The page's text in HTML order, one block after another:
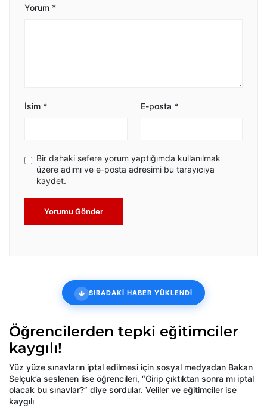
Yorum *
İsim * E-posta *
Bir dahaki sefere yorum yaptığımda kullanılmak
üzere adımı ve e-posta adresimi bu tarayıcıya
kaydet.
Yorumu Gönder
SIRADAKİ HABER YÜKLENDİ
Öğrencilerden tepki eğitimciler
kaygılı!
Yüz yüze sınavların iptal edilmesi için sosyal medyadan Bakan
Selçuk’a seslenen lise öğrencileri, “Girip çıktıktan sonra mı iptal
olacak bu sınavlar?” diye sordular. Veliler ve eğitimciler ise
kaygılı